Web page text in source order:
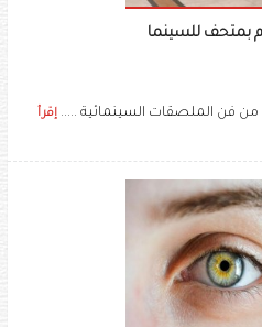
من فن الملصقات السينمائية ..... إقرأ